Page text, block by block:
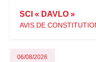
SCI « DAVLO »
AVIS DE
06/08/2026